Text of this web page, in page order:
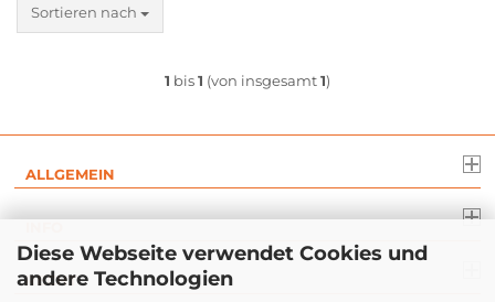
Diese Webseite verwendet Cookies und
andere Technologien
Sortieren nach
1 bis1 (von insgesamt1)
ALLGEMEIN
RECHT